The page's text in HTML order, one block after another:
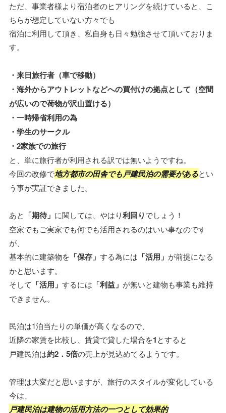
ただ、事業者様より宿泊者のヒアリングを続けていると、こ
ちらが想定していない方々でも
宿泊に利用して頂き、私自身も日々勉強させて頂いておりま
す。
・来日旅行者（車で移動）
・海外からアウトレットなどへの買付けの拠点として（空間
が広いので荷物が沢山置ける）
・一時帰省利用の為
・学生のサークル
・2家族での旅行
と、単に旅行者が利用される訳では無いようですね。
今回の改修で地方都市の田舎でも戸建民泊の需要があるとい
う事が実証できました。
あと 「期待」 に関しては、やはり利回りでしょう！
空家でもご実家でも何でも活用されるのはいい事なのです
が、
基本的に建築物を 「保存」 する為には 「活用」 が前提になる
かと思います。
そして 「活用」 するには 「利益」 が無いと建物も事業も維持
できません。
民泊は1泊当たりの単価が高くなるので、
近隣の家賃を比較し、賃貸で貸した場合を1とすると
戸建民泊は約2．5倍の売上が見込めてるようです。
管理は大変だと思いますが、旅行のスタイルが変化している
今は、
戸建民泊は建物の活用方法の一つとして効果的